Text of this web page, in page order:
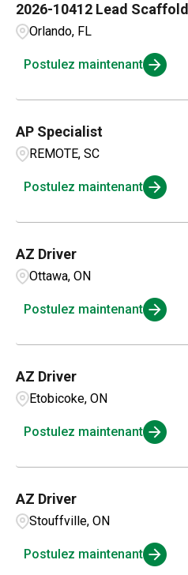
Connecticut
Amarillo
Business Intelligence
Compensation and
Compliance and
Customer Service
2026-10412 Lead
Orlando, FL
Postulez maintenant
AP Specialist
REMOTE, SC
Postulez maintenant
AZ Driver
Ottawa, ON
Postulez maintenant
AZ Driver
Etobicoke, ON
Postulez maintenant
AZ Driver
Stouffville, ON
Postulez maintenant